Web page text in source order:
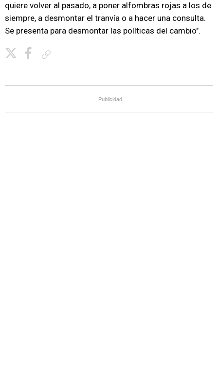
quiere volver al pasado, a poner alfombras rojas a los de
siempre, a desmontar el tranvía o a hacer una consulta.
Se presenta para desmontar las políticas del cambio".
Publicidad